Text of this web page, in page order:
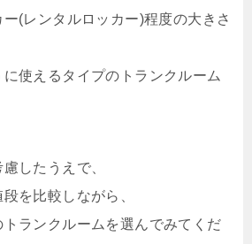
(レンタルロッカー)程度の大きさ
使えるタイプのトランクルーム
したうえで、
を比較しながら、
ランクルームを選んでみてくだ